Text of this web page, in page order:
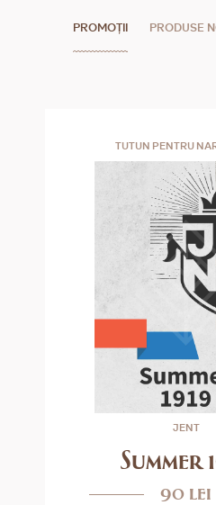
PROMOȚII PRODUSE
TUTUN PENTRU
JENT
Summer
90 lei